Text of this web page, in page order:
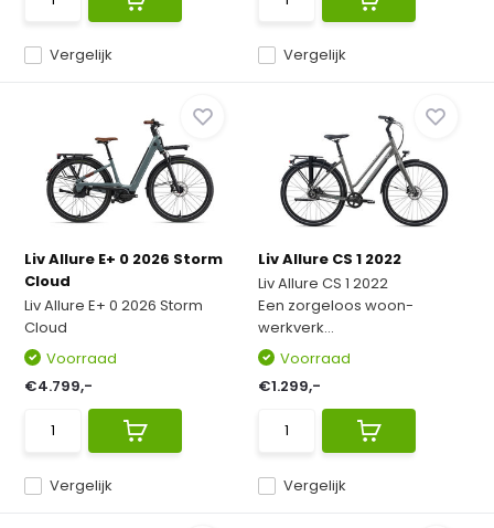
Vergelijk Vergelijk
Liv Allure E+ 0 2026 Storm
Cloud
Liv Allure E+ 0 2026 Storm
Cloud
Vergelijk
Voorraad
€4.799,-
Liv Allure CS 1 2022
Liv Allure CS 1 2022
Een zorgeloos woon-
werkverk...
Vergelijk
Voorraad
€1.299,-